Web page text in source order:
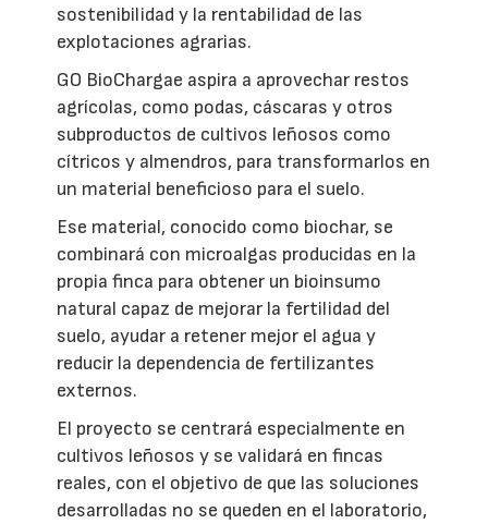
sostenibilidad y la rentabilidad de las
explotaciones agrarias.
GO BioChargae aspira a aprovechar restos
agrícolas, como podas, cáscaras y otros
subproductos de cultivos leñosos como
cítricos y almendros, para transformarlos en
un material beneficioso para el suelo.
Ese material, conocido como biochar, se
combinará con microalgas producidas en la
propia finca para obtener un bioinsumo
natural capaz de mejorar la fertilidad del
suelo, ayudar a retener mejor el agua y
reducir la dependencia de fertilizantes
externos.
El proyecto se centrará especialmente en
cultivos leñosos y se validará en fincas
reales, con el objetivo de que las soluciones
desarrolladas no se queden en el laboratorio,